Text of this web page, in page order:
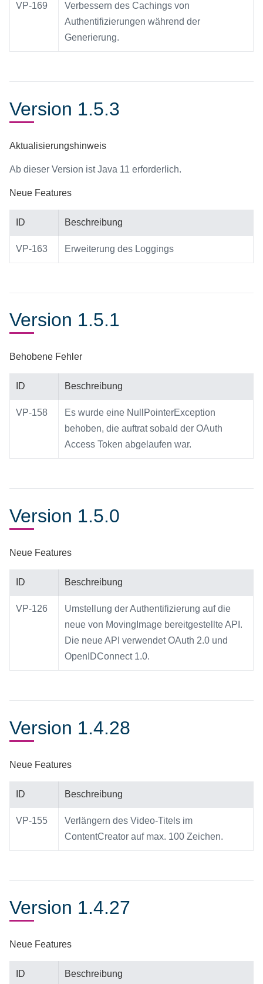
VP-169
Verbessern des Cachings von
Authentifizierungen während der
Generierung.
Version 1.5.3
Aktualisierungshinweis
Ab dieser Version ist Java 11 erforderlich.
Neue Features
ID Beschreibung
VP-163 Erweiterung des Loggings
Version 1.5.1
Behobene Fehler
ID Beschreibung
VP-158
Es wurde eine NullPointerException
behoben, die auftrat sobald der OAuth
Access Token abgelaufen war.
Version 1.5.0
Neue Features
ID Beschreibung
VP-126
Umstellung der Authentifizierung auf die
neue von MovingImage bereitgestellte API.
Die neue API verwendet OAuth 2.0 und
OpenIDConnect 1.0.
Version 1.4.28
Neue Features
ID Beschreibung
VP-155
Verlängern des Video-Titels im
ContentCreator auf max. 100 Zeichen.
Version 1.4.27
Neue Features
ID Beschreibung